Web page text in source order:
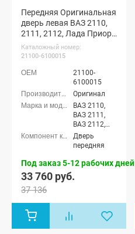
Передняя Оригинальная
дверь левая ВАЗ 2110,
2111, 2112, Лада Приора
(Жимолость 627)
Каталожный номер:
21100-6100015
21100-
6100015
Оригинал
ВАЗ 2110,
ВАЗ 2111,
ВАЗ 2112,
Лада
Приора
2170), Лада
универсал
хэтчбек (ВАЗ
2172), Лада
Дверь
передняя
Под заказ 5-12 рабочих дней
33 760 руб.
37 136